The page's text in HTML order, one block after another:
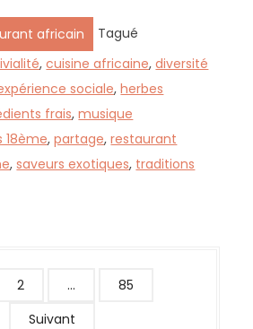
africain
Tagué
,cuisine africaine,diversité
sociale,herbes
frais,musique
18ème,partage,restaurant
,saveurs exotiques, traditions
2 …
85
Suivant